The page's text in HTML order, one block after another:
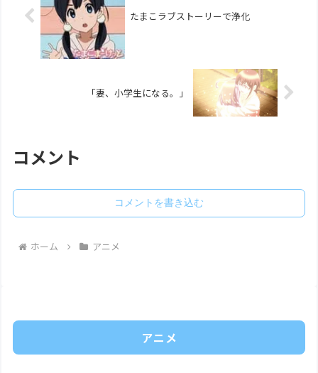
たまこラブストーリーで浄化
「妻、小学生になる。」
コメント
コメントを書き込む
ホーム アニメ
アニメ